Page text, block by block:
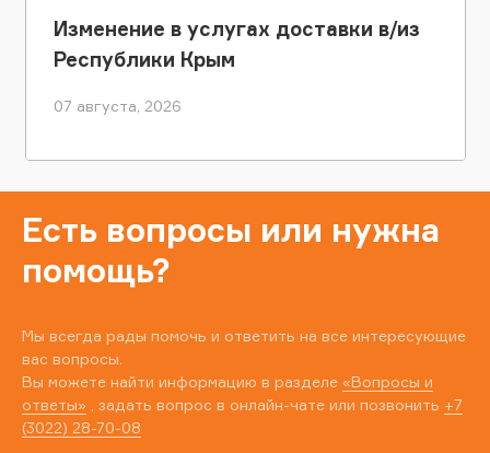
Изменение в услугах доставки в/из
Республики Крым
07 августа, 2026
Есть вопросы или нужна
помощь?
Мы всегда рады помочь и ответить на все интересующие
вас вопросы.
Вы можете найти информацию в разделе «Вопросы и
ответы» , задать вопрос в онлайн-чате или позвонить +7
(3022) 28-70-08